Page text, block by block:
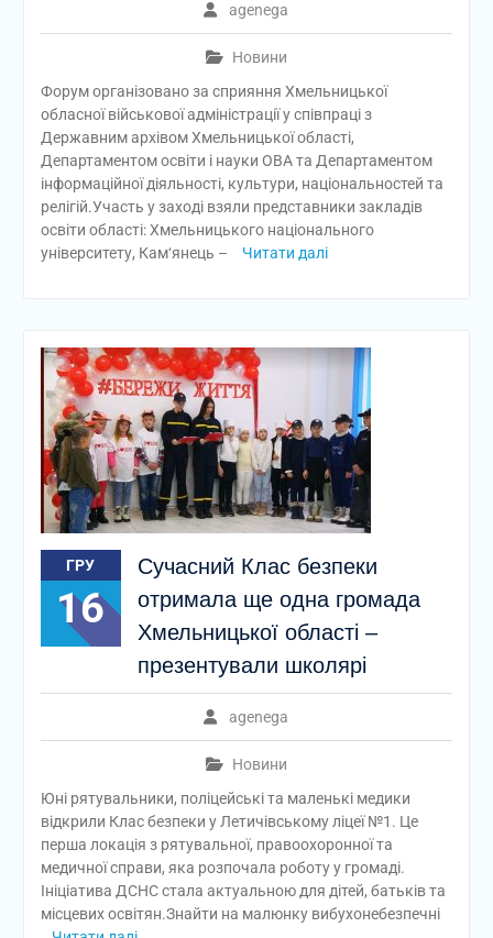
agenega
Новини
Форум організовано за сприяння Хмельницької
обласної військової адміністрації у співпраці з
Державним архівом Хмельницької області,
Департаментом освіти і науки ОВА та Департаментом
інформаційної діяльності, культури, національностей та
релігій.Участь у заході взяли представники закладів
освіти області: Хмельницького національного
університету, Кам‘янець –
Читати далі
ГРУ
16
Сучасний Клас безпеки
отримала ще одна громада
Хмельницької області –
презентували школярі
agenega
Новини
Юні рятувальники, поліцейські та маленькі медики
відкрили Клас безпеки у Летичівському ліцеї №1. Це
перша локація з рятувальної, правоохоронної та
медичної справи, яка розпочала роботу у громаді.
Ініціатива ДСНС стала актуальною для дітей, батьків та
місцевих освітян.Знайти на малюнку вибухонебезпечні